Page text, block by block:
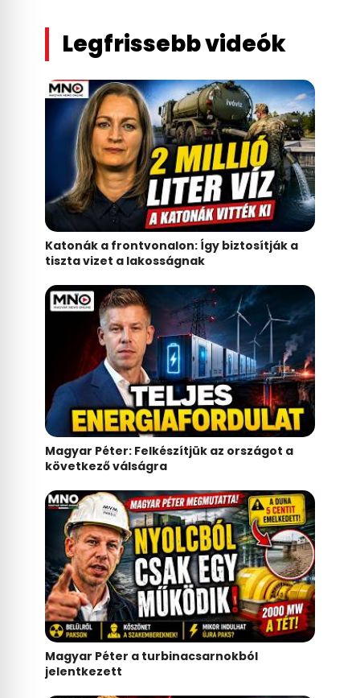
Legfrissebb videók
Katonák a frontvonalon: Így biztosítják a
tiszta vizet a lakosságnak
Magyar Péter: Felkészítjük az országot a
következő válságra
Magyar Péter a turbinacsarnokból
jelentkezett